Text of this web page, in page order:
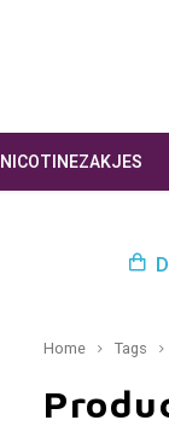
NICOTINEZAKJES
Home Tags